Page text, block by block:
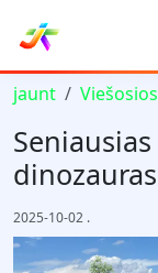
jaunt
2025-10-02 .